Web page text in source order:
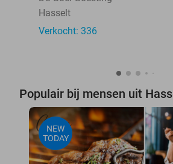
Hasselt
Verkocht: 336
Populair bij mensen uit
NEW
TODAY